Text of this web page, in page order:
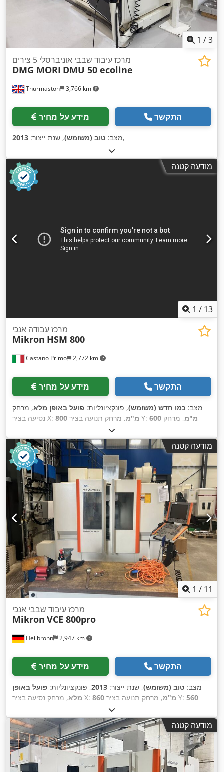
1 /3
Thurmaston 3,766 km
מרכז עיבוד שבבי אוניברסלי 5 צירים
DMG MORI DMU 50 ecoline
מידע על מחיר התקשר
מצב: טוב (משומש), שנת ייצור: 2013 ,
מודעה קטנה
1 / 13
Castano Primo 2,772 km
מרכז עבודה אנכי
Mikron HSM 800
מידע על מחיר התקשר
מצב: כמו חדש (משומש), פונקציונליות: פועל באופן מלא, מרחק
נסיעה בציר X:
800 מ"מ , מרחק תנועה בציר Y: 600 מ"מ, מרחק
500 מ"מ
iTNC530
, מהירות ציר (מקסימלית):36,000 סל"ד
, שעות עבודה של
הציר:4,651 h , אף ציר ראשי:HSK 50 , מספר כישורים:15, ציוד:
סימון CE, תיעוד / מדריך
מודעה קטנה
1 / 11
Heilbronn 2,947 km
מרכז עיבוד שבבי אנכי
Mikron VCE 800pro
מידע על מחיר התקשר
מצב: טוב (משומש), שנת ייצור: 2013, פונקציונליות: פועל באופן
מלא , מרחק נסיעה בציר X: 860 מ"מ , מרחק תנועה בציר Y: 560
600 מ"מ
מודעה קטנה